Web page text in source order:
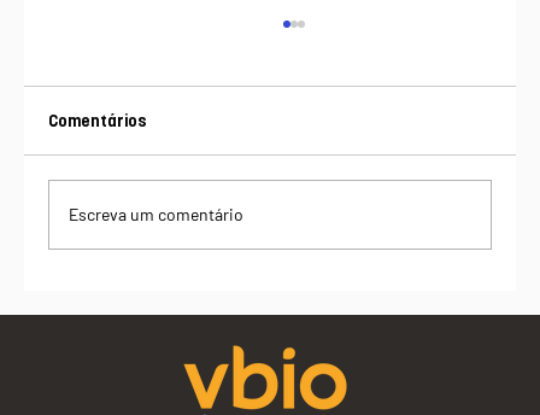
Comentários
Escreva um comentário